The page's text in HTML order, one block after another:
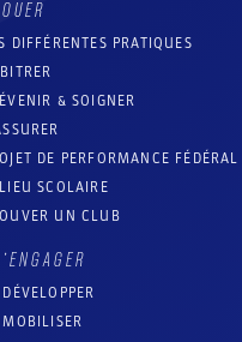
DIFFÉRENTES PRATIQUES
& SOIGNER
DE PERFORMANCE FÉDÉRAL
SCOLAIRE
UN CLUB
MOBILISER